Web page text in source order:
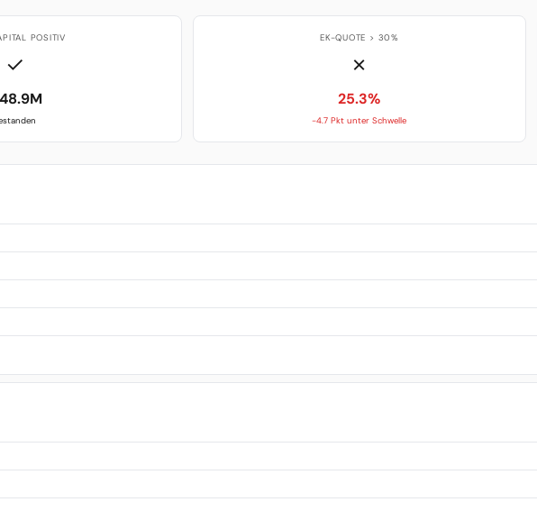
POSITIV
✓
EK-QUOTE > 30%
✗
25.3%
-4.7 Pkt unter Schwelle